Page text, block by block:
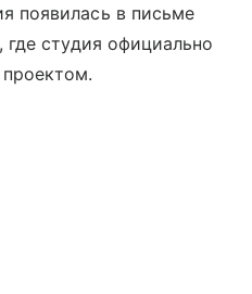
появилась в письме
студия официально